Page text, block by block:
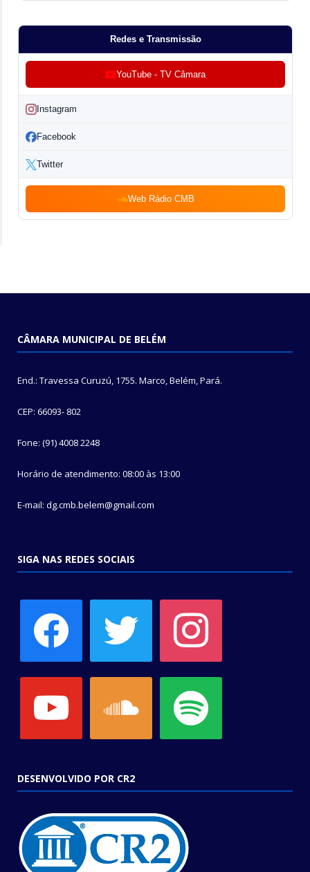
Redes e Transmissão
YouTube - TV Câmara
Instagram
Facebook
Twitter
Web Rádio CMB
CÂMARA MUNICIPAL DE BELÉM
End.: Travessa Curuzú, 1755. Marco, Belém, Pará.
CEP: 66093- 802
Fone: (91) 4008 2248
Horário de atendimento: 08:00 às 13:00
E-mail: dg.cmb.belem@gmail.com
SIGA NAS REDES SOCIAIS
DESENVOLVIDO POR CR2